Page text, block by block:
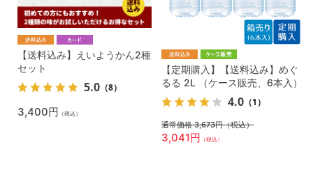
【送料込み】えいようかん2種
セット
5.0 （8）
3,400円 （税込）
【定期購入】【送料込み】めぐ
るる 2L （ケース販売、6本入）
4.0 （1）
3,041円 （税込）
通常価格 3,673円（税込）